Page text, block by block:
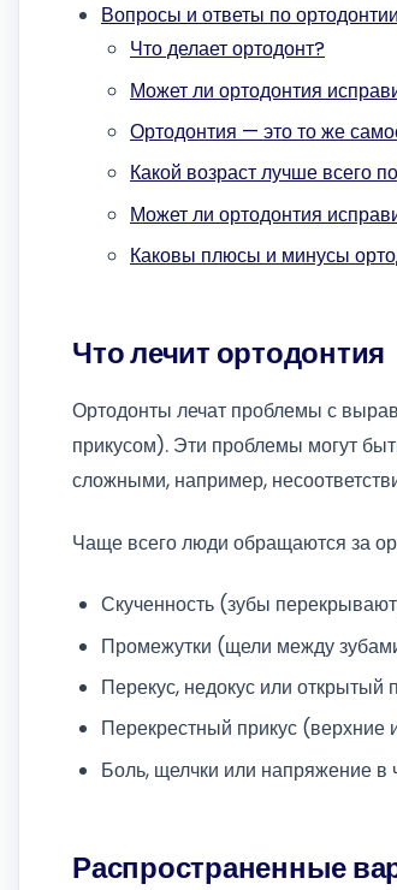
Вопросы и ответы по ортодонтии
Что делает ортодонт?
Может ли ортодонтия
Ортодонтия — это то же
Какой возраст лучше всего
Может ли ортодонтия
Каковы плюсы и минусы
Что лечит ортодонтия
Ортодонты лечат проблемы с
прикусом). Эти проблемы могут
сложными, например,
Чаще всего люди обращаются за
Скученность (зубы
Промежутки (щели между
Перекус, недокус или открытый
Перекрестный прикус
Боль, щелчки или напряжение в
Распространенные